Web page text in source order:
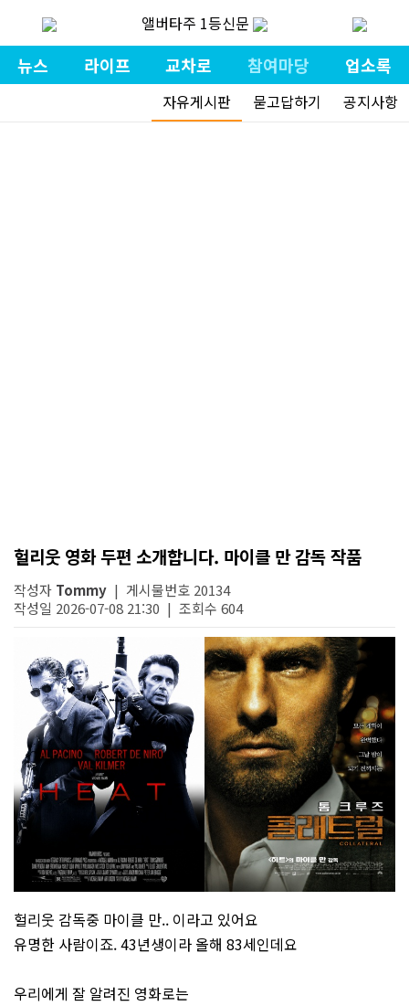
앨버타주 1등신문
뉴스 라이프 교차로 참여마당 업소록
자유게시판 묻고답하기 공지사항
헐리웃 영화 두편 소개합니다. 마이클 만 감독 작품
작성자 Tommy | 게시물번호 20134
작성일 2026-07-08 21:30 | 조회수 604
헐리웃 감독중 마이클 만.. 이라고 있어요
유명한 사람이죠. 43년생이라 올해 83세인데요
우리에게 잘 알려진 영화로는